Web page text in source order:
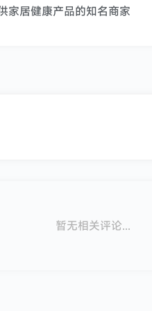
家居健康产品的知名商家
暂无相关评论...